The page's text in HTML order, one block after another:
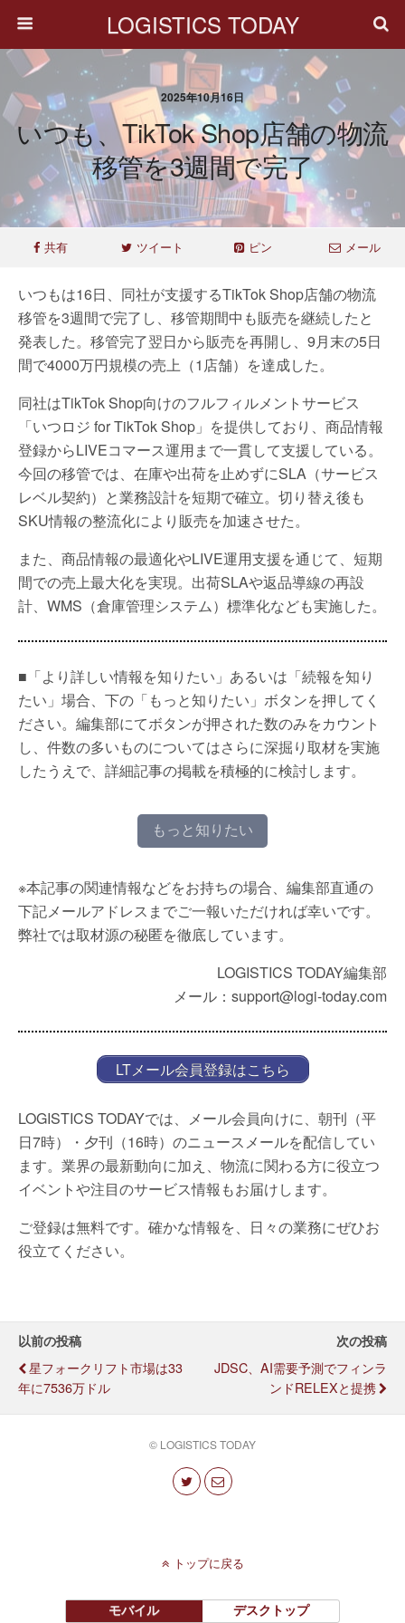
LOGISTICS TODAY
2025年10月16日
いつも、TikTok Shop店舗の物流
移管を3週間で完了
共有 ツイート ピン メール
いつもは16日、同社が支援するTikTok Shop店舗の物流
移管を3週間で完了し、移管期間中も販売を継続したと
発表した。移管完了翌日から販売を再開し、9月末の5日
間で4000万円規模の売上（1店舗）を達成した。
同社はTikTok Shop向けのフルフィルメントサービス
「いつロジ for TikTok Shop」を提供しており、商品情報
登録からLIVEコマース運用まで一貫して支援している。
今回の移管では、在庫や出荷を止めずにSLA（サービス
レベル契約）と業務設計を短期で確立。切り替え後も
SKU情報の整流化により販売を加速させた。
また、商品情報の最適化やLIVE運用支援を通じて、短期
間での売上最大化を実現。出荷SLAや返品導線の再設
計、WMS（倉庫管理システム）標準化なども実施した。
■「より詳しい情報を知りたい」あるいは「続報を知り
たい」場合、下の「もっと知りたい」ボタンを押してく
ださい。編集部にてボタンが押された数のみをカウント
し、件数の多いものについてはさらに深掘り取材を実施
したうえで、詳細記事の掲載を積極的に検討します。
もっと知りたい
※本記事の関連情報などをお持ちの場合、編集部直通の
下記メールアドレスまでご一報いただければ幸いです。
弊社では取材源の秘匿を徹底しています。
LOGISTICS TODAY編集部
メール：support@logi-today.com
LTメール会員登録はこちら
LOGISTICS TODAYでは、メール会員向けに、朝刊（平
日7時）・夕刊（16時）のニュースメールを配信してい
ます。業界の最新動向に加え、物流に関わる方に役立つ
イベントや注目のサービス情報もお届けします。
ご登録は無料です。確かな情報を、日々の業務にぜひお
役立てください。
以前の投稿
星フォークリフト市場は33
年に7536万ドル
次の投稿
JDSC、AI需要予測でフィンラ
ンドRELEXと提携
© LOGISTICS TODAY
トップに戻る
モバイル デスクトップ